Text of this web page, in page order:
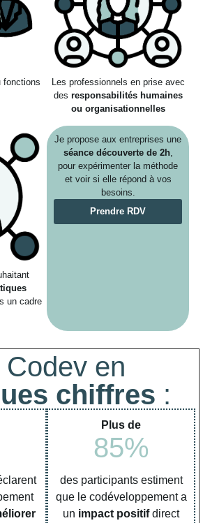
Les professionnels en prise avec
des responsabilités humaines
ou organisationnelles
un cadre
Je propose aux entreprises une
séance découverte de 2h,
pour expérimenter la méthode
et voir si elle répond à vos
besoins.
Prendre RDV
Codev en
chiffres :
Plus de
85%
des participants estiment
que le codéveloppement a
un impact positifdirect